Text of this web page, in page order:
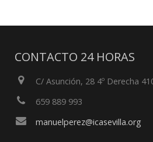
CONTACTO 24 HORAS
C/ Asunción, 28 4º Derecha
659 889 993
manuelperez@icasevilla.org